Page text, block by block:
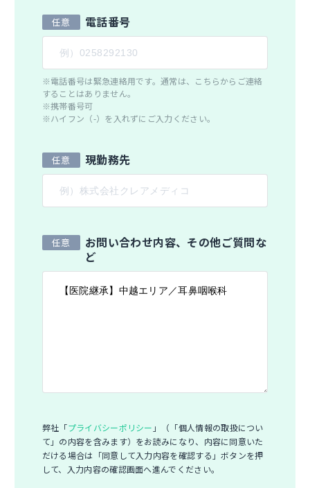
電話番号
※電話番号は緊急連絡用です。通常は、こちらからご連絡
することはありません。
※携帯番号可
※ハイフン（-）を入れずにご入力ください。
現勤務先
お問い合わせ内容、その他ご質問な
ど
弊社「プライバシーポリシー 」（「個人情報の取扱につい
て」の内容を含みます）をお読みになり、内容に同意いた
だける場合は「同意して入力内容を確認する」ボタンを押
して、入力内容の確認画面へ進んでください。